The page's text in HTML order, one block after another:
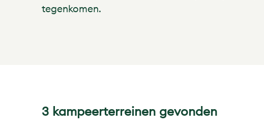
tegenkomen.
3 kampeerterreinen gevonden